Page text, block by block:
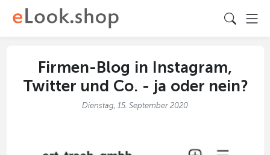
Firmen-Blog in Instagram,
Twitter und Co. - ja oder nein?
Dienstag, 15. September 2020